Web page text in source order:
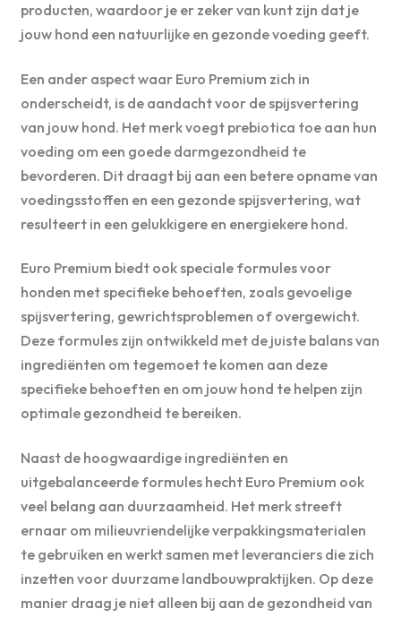
producten, waardoor je er zeker van kunt zijn dat je
jouw hond een natuurlijke en gezonde voeding geeft.
Een ander aspect waar Euro Premium zich in
onderscheidt, is de aandacht voor de spijsvertering
van jouw hond. Het merk voegt prebiotica toe aan hun
voeding om een goede darmgezondheid te
bevorderen. Dit draagt bij aan een betere opname van
voedingsstoffen en een gezonde spijsvertering, wat
resulteert in een gelukkigere en energiekere hond.
Euro Premium biedt ook speciale formules voor
honden met specifieke behoeften, zoals gevoelige
spijsvertering, gewrichtsproblemen of overgewicht.
Deze formules zijn ontwikkeld met de juiste balans van
ingrediënten om tegemoet te komen aan deze
specifieke behoeften en om jouw hond te helpen zijn
optimale gezondheid te bereiken.
Naast de hoogwaardige ingrediënten en
uitgebalanceerde formules hecht Euro Premium ook
veel belang aan duurzaamheid. Het merk streeft
ernaar om milieuvriendelijke verpakkingsmaterialen
te gebruiken en werkt samen met leveranciers die zich
inzetten voor duurzame landbouwpraktijken. Op deze
manier draag je niet alleen bij aan de gezondheid van